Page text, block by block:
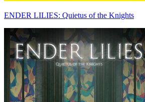
ENDER LILIES: Quietus of the Knights